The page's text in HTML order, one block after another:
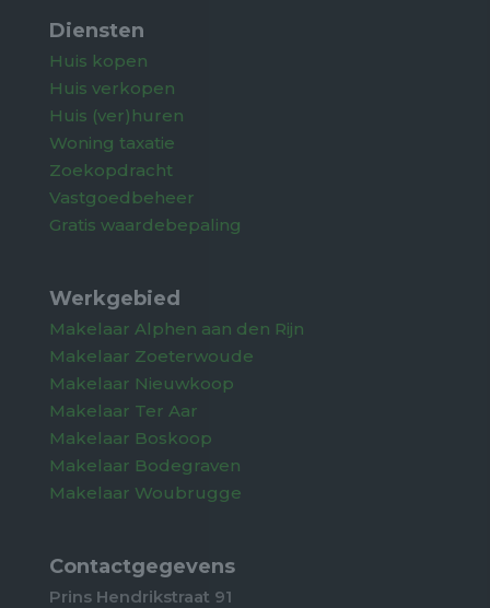
Diensten
Huis kopen
Huis verkopen
Huis (ver)huren
Woning taxatie
Zoekopdracht
Vastgoedbeheer
Gratis waardebepaling
Werkgebied
Makelaar Alphen aan den Rijn
Makelaar Zoeterwoude
Makelaar Nieuwkoop
Makelaar Ter Aar
Makelaar Boskoop
Makelaar Bodegraven
Makelaar Woubrugge
Contactgegevens
Prins Hendrikstraat 91